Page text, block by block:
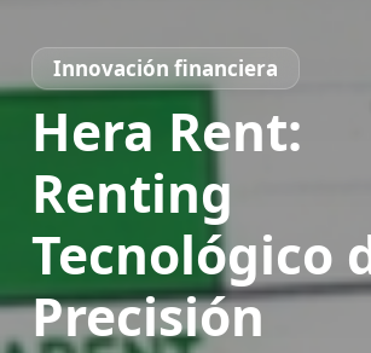
Innovación financiera
Hera Rent:
Renting
Tecnológico
Precisión